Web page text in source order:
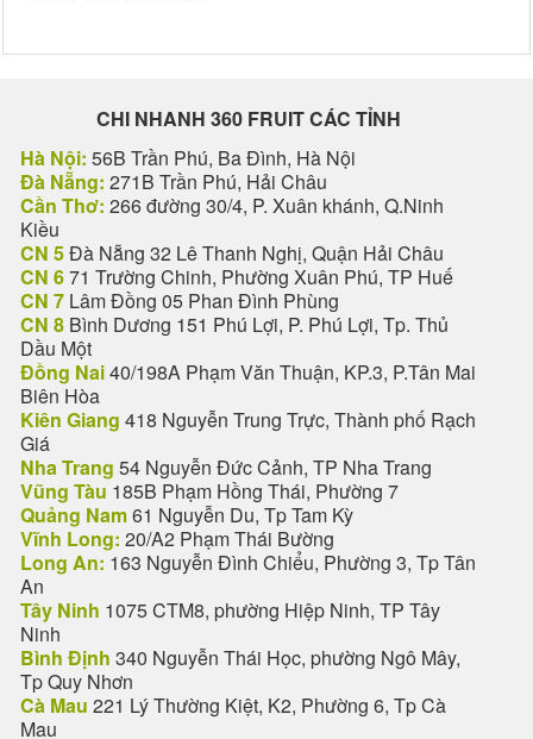
CHI NHANH 360 FRUIT CÁC TỈNH
Hà Nội: 56B Trần Phú, Ba Đình, Hà Nội
Đà Nẵng: 271B Trần Phú, Hải Châu
Cần Thơ: 266 đường 30/4, P. Xuân khánh, Q.Ninh
Kiều
CN 5Đà Nẵng 32 Lê Thanh Nghị, Quận Hải Châu
CN 671 Trường Chinh, Phường Xuân Phú, TP Huế
CN 7 Lâm Đồng 05 Phan Đình Phùng
CN 8 Bình Dương 151 Phú Lợi, P. Phú Lợi, Tp. Thủ
Dầu Một
Đồng Nai40/198A Phạm Văn Thuận, KP.3, P.Tân Mai
Biên Hòa
Kiên Giang 418 Nguyễn Trung Trực, Thành phố Rạch
Giá
Nha Trang 54 Nguyễn Đức Cảnh, TP Nha Trang
Vũng Tàu 185B Phạm Hồng Thái, Phường 7
Quảng Nam61 Nguyễn Du, Tp Tam Kỳ
Vĩnh Long: 20/A2 Phạm Thái Bường
Long An: 163 Nguyễn Đình Chiểu, Phường 3, Tp Tân
An
Tây Ninh 1075 CTM8, phường Hiệp Ninh, TP Tây
Ninh
Bình Định 340 Nguyễn Thái Học, phường Ngô Mây,
Tp Quy Nhơn
Cà Mau 221 Lý Thường Kiệt, K2, Phường 6, Tp Cà
Mau